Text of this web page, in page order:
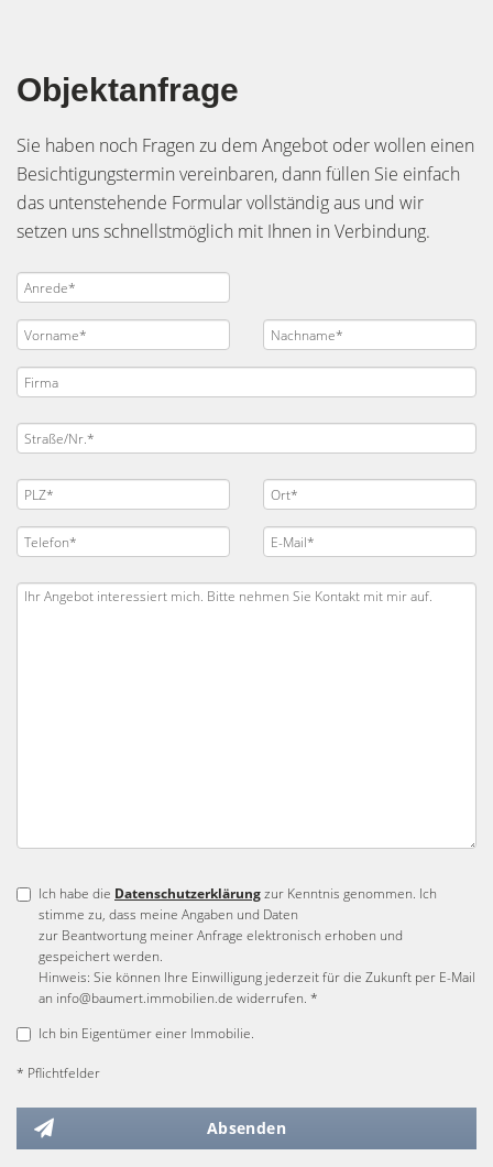
Objektanfrage
Sie haben noch Fragen zu dem Angebot oder wollen einen
Besichtigungstermin vereinbaren, dann füllen Sie einfach
das untenstehende Formular vollständig aus und wir
setzen uns schnellstmöglich mit Ihnen in Verbindung.
Ich habe die Datenschutzerklärungzur Kenntnis genommen. Ich
stimme zu, dass meine Angaben und Daten
zur Beantwortung meiner Anfrage elektronisch erhoben und
gespeichert werden.
Hinweis: Sie können Ihre Einwilligung jederzeit für die Zukunft per E-Mail
an info@baumert.immobilien.de widerrufen. *
Ich bin Eigentümer einer Immobilie.
* Pflichtfelder
Absenden